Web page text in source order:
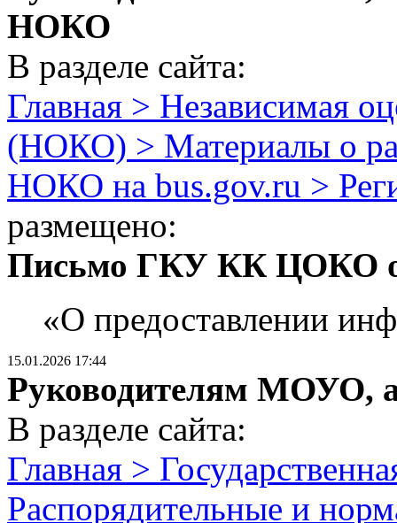
НОКО
В разделе сайта:
Главная > Независимая
(НОКО) > Материалы о
НОКО на bus.gov.ru >
размещено:
Письмо ГКУ КК ЦОКО
«О предоставлении
15.01.2026 17:44
Руководителям МОУО,
В разделе сайта:
Главная >
Распорядительные и